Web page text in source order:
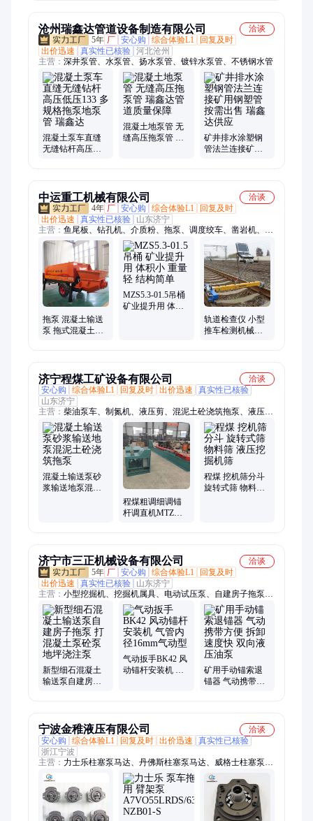
沧州瑞鑫达管道设备制造有限公司
洽谈
5年 厂 安心购 综合体验L1
回复及时
出价迅速
真实性已核验 河北沧州
主营： 深井泵管、水泵管、扬水泵管、镀锌水泵管、不锈钢水管
混凝土泵车直缝
无缝钻杆高压低
混凝土地泵管 无
缝高压拖泵管 瑞
矿井排水涂塑钢
管法兰连接矿用
中运重工机械有限公司
洽谈
4年 厂 安心购 综合体验L1
回复及时
出价迅速
真实性已核验
山东济宁
主营： 鱼尾板、钻孔机、介质粉、拖泵、调度绞车、凿岩机、切
轨机、渣浆泵、翻斗式矿车、电动叉车、路面抹光机、混凝土搅
拌机、履带运输车、破碎机、喷浆机、铁路枕木
拖泵 混凝土输送
泵 拖式混凝土泵
MZS5.3-01.5吊桶
矿业提升用 体积
轨道检查仪 小型
推车检测机械装
济宁程煤工矿设备有限公司
洽谈
安心购
综合体验L1 回复及时 出价迅速
真实性已核验
山东济宁
主营： 柴油泵车、制氮机、液压剪、混泥土砼浇筑拖泵、液压顶
管机、玻璃吸盘、焊网机、生物质燃烧机、扫地车、划线机、渣
浆泵、打桩机、智能张拉设备、劈裂机、板换夹紧器、铣挖机、
护栏清洗机、抓钢机、螺旋钻机、劈裂棒、电动绳锯机、液压破
拆工具组、等离子切割机、相贯线切割机、激光切割机
混凝土输送泵砂
浆输送地泵混泥
程煤粗调细调锚
杆调直机MTZ系
程煤 挖机筛分斗
旋转式筛 物料筛
济宁市三正机械设备有限公司
洽谈
5年 厂 安心购 综合体验L1
回复及时
出价迅速
真实性已核验
山东济宁
主营： 小型挖掘机、挖掘机属具、电动试压泵、自建房子拖泵、
洒水喷枪、冲洗卷盘箱、栈桥冲洗器、空气炮、防尘喷枪、应急
救援设备、液压动力站、户外移动照明灯、矿用气动葫芦、挖机
碎草机、JZQ齿轮减速机、电动液压拉马、全自动反冲洗滤器、
全自动除污器、灭火岩粉、阻化剂、工业料仓破拱器、空气助流
器、风幕机、电动打压机、井下用LED显示屏
新型细石混凝土
输送泵自建房子
气动扳手BK42 风
动锚杆安装机 气
矿用手动锚索退
锚器 气动携带方
宁波金稚液压有限公司
洽谈
安心购
综合体验L1 回复及时 出价迅速
真实性已核验
浙江宁波
主营： 力士乐柱塞泵马达、丹佛斯柱塞泵马达、威格士柱塞泵马
达、减速机、泵马达零配件、控制阀